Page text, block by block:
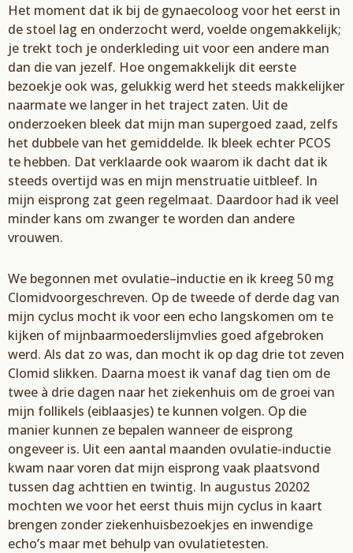
Het moment dat ik bij de gynaecoloog voor het eerst in
de stoel lag en onderzocht werd, voelde ongemakkelijk;
je trekt toch je onderkleding uit voor een andere man
dan die van jezelf. Hoe ongemakkelijk dit eerste
bezoekje ook was, gelukkig werd het steeds makkelijker
naarmate we langer in het traject zaten. Uit de
onderzoeken bleek dat mijn man supergoed zaad, zelfs
het dubbele van het gemiddelde. Ik bleek echter PCOS
te hebben. Dat verklaarde ook waarom ik dacht dat ik
steeds overtijd was en mijn menstruatie uitbleef. In
mijn eisprong zat geen regelmaat. Daardoor had ik veel
minder kans om zwanger teworden dan andere
vrouwen.
We begonnen met ovulatie–inductie en ik kreeg 50 mg
Clomidvoorgeschreven. Op de tweede of derde dag van
mijn cyclus mocht ik voor een echo langskomen om te
kijken of mijnbaarmoederslijmvlies goed afgebroken
werd. Als dat zo was, dan mocht ik op dag drie tot zeven
Clomid slikken. Daarna moest ik vanaf dag tien om de
twee à drie dagen naar het ziekenhuis om de groei van
mijn follikels (eiblaasjes) te kunnen volgen. Op die
manier kunnen ze bepalen wanneer de eisprong
ongeveer is. Uit een aantal maanden ovulatie-inductie
kwam naar voren dat mijn eisprong vaak plaatsvond
tussen dag achttien en twintig. In augustus 20202
mochten we voor het eerst thuis mijn cyclus in kaart
brengen zonder ziekenhuisbezoekjes en inwendige
echo’s maar met behulp van ovulatietesten.